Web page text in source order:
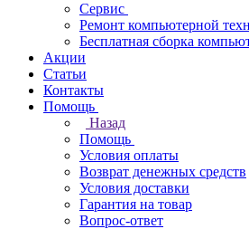
Сервис
Ремонт компьютерной
Бесплатная сборка
Акции
Статьи
Контакты
Помощь
Назад
Помощь
Условия оплаты
Возврат денежных средств
Условия доставки
Гарантия на товар
Вопрос-ответ